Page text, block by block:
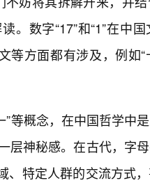
。数字“17”和“1”在中
等方面都有涉及，例如“
”等概念，在中国哲学中
层神秘感。在古代，字
、特定人群的交流方式